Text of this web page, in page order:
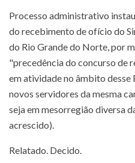
Processo administrativo
do recebimento de ofício do
do Rio Grande do Norte, por
"precedência do concurso de
em atividade no âmbito desse
novos servidores da mesma
seja em mesorregião diversa
acrescido).
Relatado. Decido.